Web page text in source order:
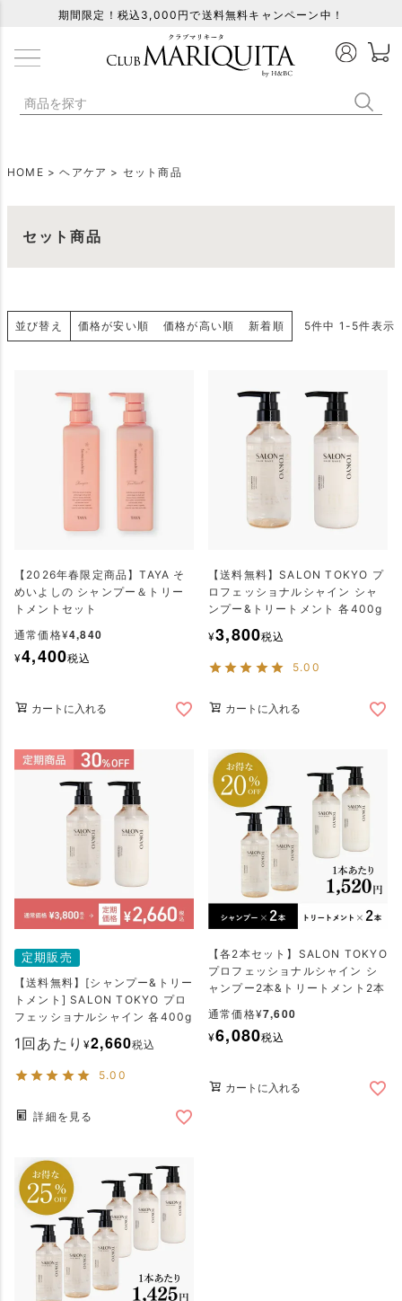
期間限定！税込3,000円で送料無料キャンペーン中！
HOME ヘアケア セット商品
セット商品
並び替え 価格が安い順 価格が高い順 新着順 5件中 1 - 5件表示
【2026年春限定商品】TAYA そ
めいよしの シャンプー＆トリー
トメントセット
通常価格¥4,840
¥4,400税込
カートに入れる
【送料無料】SALON TOKYO プ
ロフェッショナルシャイン シャ
ンプー&トリートメント 各400g
¥3,800税込
5.00
カートに入れる
定期販売
【送料無料】[シャンプー&トリー
トメント] SALON TOKYO プロ
フェッショナルシャイン 各400g
1回あたり ¥2,660税込
5.00
詳細を見る
【各2本セット】SALON TOKYO
プロフェッショナルシャイン シ
ャンプー2本&トリートメント2本
通常価格¥7,600
¥6,080税込
カートに入れる